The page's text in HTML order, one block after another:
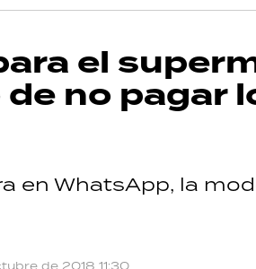
el
no pagar
en WhatsApp, la
de 2018 11:30